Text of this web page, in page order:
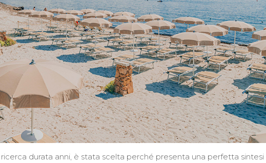
durata anni, è stata scelta perché presenta una perfetta sintesi